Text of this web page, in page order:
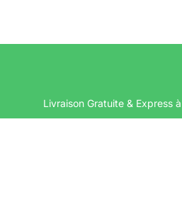
Livraison Gratuite